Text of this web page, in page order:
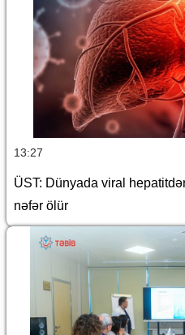
13:27
ÜST: Dünyada viral
nəfər ölür